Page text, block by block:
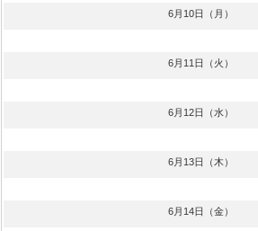
6月10日（月）
6月11日（火）
6月12日（水）
6月13日（木）
6月14日（金）